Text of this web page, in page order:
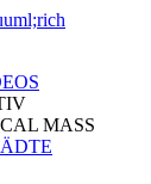
MASS